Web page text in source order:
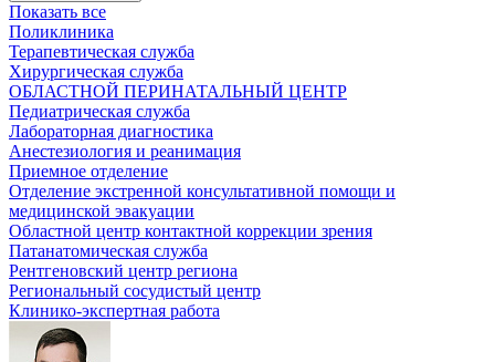
Показать все
Поликлиника
Терапевтическая служба
Хирургическая служба
ОБЛАСТНОЙ ПЕРИНАТАЛЬНЫЙ ЦЕНТР
Педиатрическая служба
Лабораторная диагностика
Анестезиология и реанимация
Приемное отделение
Отделение экстренной консультативной помощи и
медицинской эвакуации
Областной центр контактной коррекции зрения
Патанатомическая служба
Рентгеновский центр региона
Региональный сосудистый центр
Клинико-экспертная работа